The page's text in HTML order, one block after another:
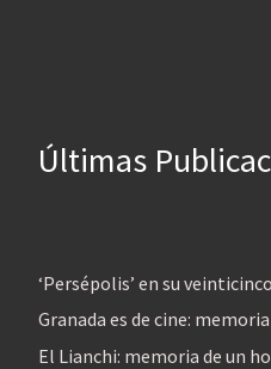
Últimas
‘Persépolis’ en su
Granada es de cine:
El Lianchi: memoria de un